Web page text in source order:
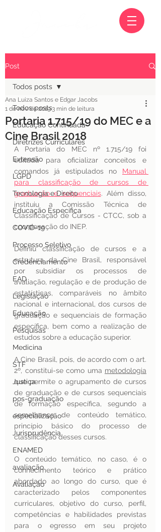
Post
Todos posts
Educação Continuada
Diretrizes Curriculares
Extensão
LGPD
Tecnologia e Direito
Educação Específica
COVID-19
Processo Seletivo
Credenciamento
EAD
Legislação
Educação
Pesquisas
Medicina
STF
Justiça
pos-graduação
especialização
Jurisprudência
ENAMED
avaliação
Avaliação
Todos posts
Portaria 1.715/19 do MEC e a
Cine Brasil 2018
Ana Luiza Santos e Edgar Jacobs
1 de nov. de 20193 min de leitura
A Portaria do MEC nº 1.715/19 foi
editada para oficializar conceitos e
comandos já estipulados no Manual
para classificação de cursos de
graduação e sequenciais. Além disso,
instituiu a Comissão Técnica de
Classificação de Cursos - CTCC, sob a
coordenação do INEP.
Definiu classificação de cursos e a
estrutura da Cine Brasil, responsável
por subsidiar os processos de
avaliação, regulação e de produção de
estatísticas, comparáveis no âmbito
nacional e internacional, dos cursos de
graduação e sequenciais de formação
específica, bem como a realização de
estudos sobre a educação superior.
A Cine Brasil, pois, de acordo com o art.
2º, constitui-se como uma metodologia
que permite o agrupamento de cursos
de graduação e de cursos sequenciais
de formação específica, segundo a
semelhança de conteúdo temático,
princípio básico do processo de
classificação desses cursos.
O conteúdo temático, no caso, é o
conhecimento teórico e prático
abordado ao longo do curso, que é
caracterizado pelos componentes
curriculares, objetivo do curso, perfil,
competências e habilidades previstas
para o egresso em seu projeto